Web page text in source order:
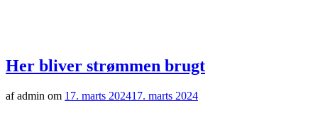
Her bliver strømmen brugt
af admin om 17. marts 202417. marts 2024